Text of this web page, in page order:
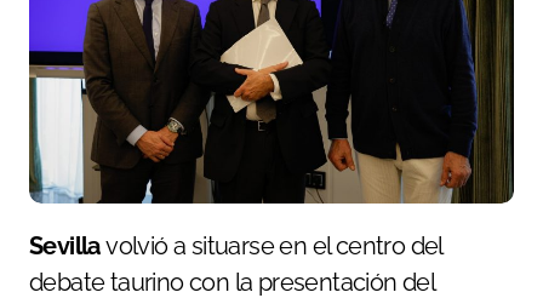
Sevillavolvió a situarse en el centro del
debate taurino con la presentación del